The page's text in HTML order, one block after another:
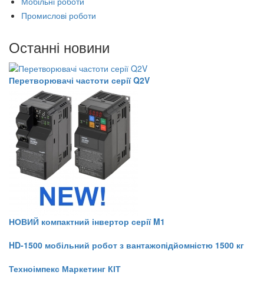
Промислові роботи
Останні новини
Перетворювачі частоти серії Q2V
НОВИЙ компактний інвертор серії M1
HD-1500 мобільний робот з вантажопідйомністю 1500 кг
Техноімпекс Маркетинг КІТ